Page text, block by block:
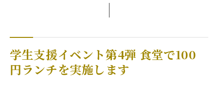
学生支援イベント第4弾 食堂で100
円ランチを実施します